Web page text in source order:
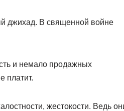
джихад. В священной войне
и немало продажных
платит.
жестокости. Ведь